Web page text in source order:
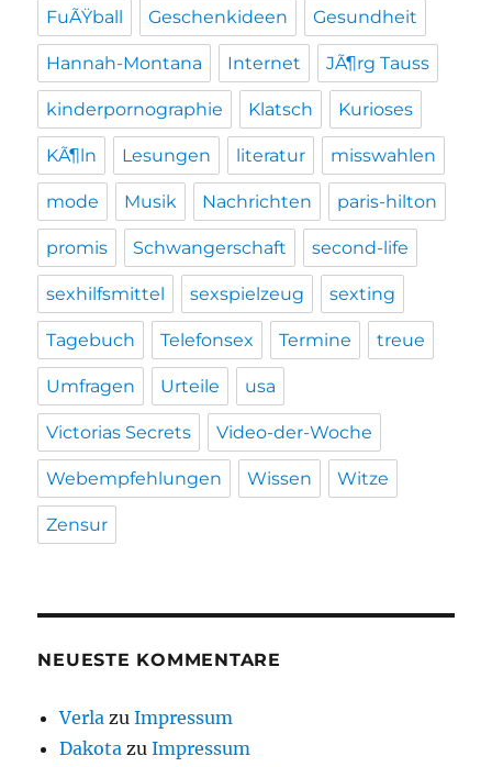
FuÃŸball Geschenkideen Gesundheit
Hannah-Montana Internet JÃ¶rg Tauss
kinderpornographie Klatsch Kurioses
KÃ¶ln Lesungen literatur misswahlen
mode Musik Nachrichten paris-hilton
promis Schwangerschaft second-life
sexhilfsmittel sexspielzeug sexting
Tagebuch Telefonsex Termine treue
Umfragen Urteile usa
Victorias Secrets Video-der-Woche
Webempfehlungen Wissen Witze
Zensur
NEUESTE KOMMENTARE
Verla zuImpressum
Dakota zuImpressum